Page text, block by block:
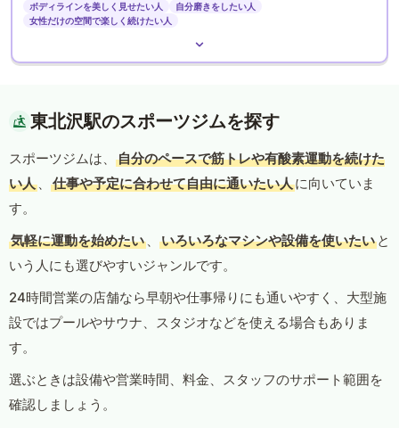
ボディラインを美しく見せたい人
自分磨きをしたい人
女性だけの空間で楽しく続けたい人
東北沢駅のスポーツジムを探す
スポーツジムは、
自分のペースで筋トレや有酸素運動を続けた
い人 、 仕事や予定に合わせて自由に通いたい人に向いていま
す。
気軽に運動を始めたい 、 いろいろなマシンや設備を使いたい と
いう人にも選びやすいジャンルです。
24時間営業の店舗なら早朝や仕事帰りにも通いやすく、大型施
設ではプールやサウナ、スタジオなどを使える場合もありま
す。
選ぶときは設備や営業時間、料金、スタッフのサポート範囲を
確認しましょう。